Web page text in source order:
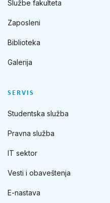
Službe fakulteta
Zaposleni
Biblioteka
Galerija
SERVIS
Studentska služba
Pravna služba
IT sektor
Vesti i obaveštenja
E-nastava